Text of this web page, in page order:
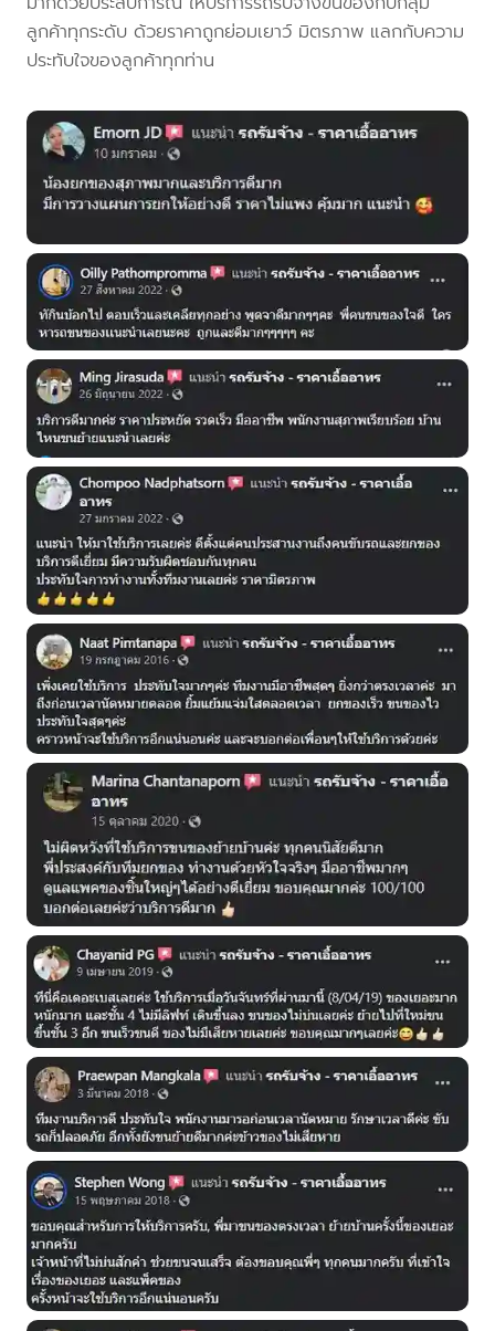
ลูกค้าทุกระดับ ด้วยราคาถูกย่อมเยาว์ มิตรภาพ แลกกับความ
ประทับใจของลูกค้าทุกท่าน